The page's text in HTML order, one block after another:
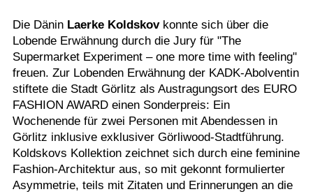
Die Dänin Laerke Koldskovkonnte sich über die
Lobende Erwähnung durch die Jury für "The
Supermarket Experiment – one more time with feeling"
freuen. Zur Lobenden Erwähnung der KADK-Abolventin
stiftete die Stadt Görlitz als Austragungsort des EURO
FASHION AWARD einen Sonderpreis: Ein
Wochenende für zwei Personen mit Abendessen in
Görlitz inklusive exklusiver Görliwood-Stadtführung.
Koldskovs Kollektion zeichnet sich durch eine feminine
Fashion-Architektur aus, so mit gekonnt formulierter
Asymmetrie, teils mit Zitaten und Erinnerungen an die